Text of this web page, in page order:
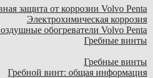
защита от коррозии Volvo Penta
Электрохимическая коррозия
обогреватели Volvo Penta
Гребные винты
Гребные винты
Гребной винт: общая информация